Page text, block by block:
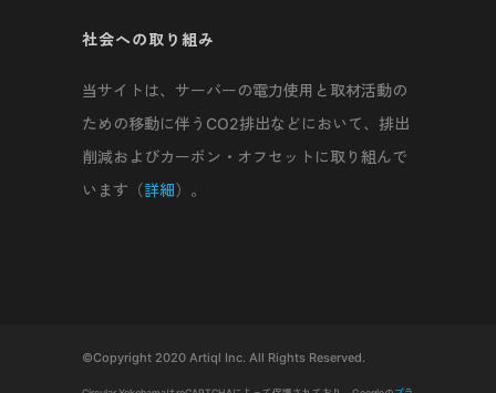
社会への取り組み
当サイトは、サーバーの電力使用と取材活動の
ための移動に伴うCO2排出などにおいて、排出
削減およびカーボン・オフセットに取り組んで
います（詳細）。
©Copyright 2020 Artiql Inc. All Rights Reserved.